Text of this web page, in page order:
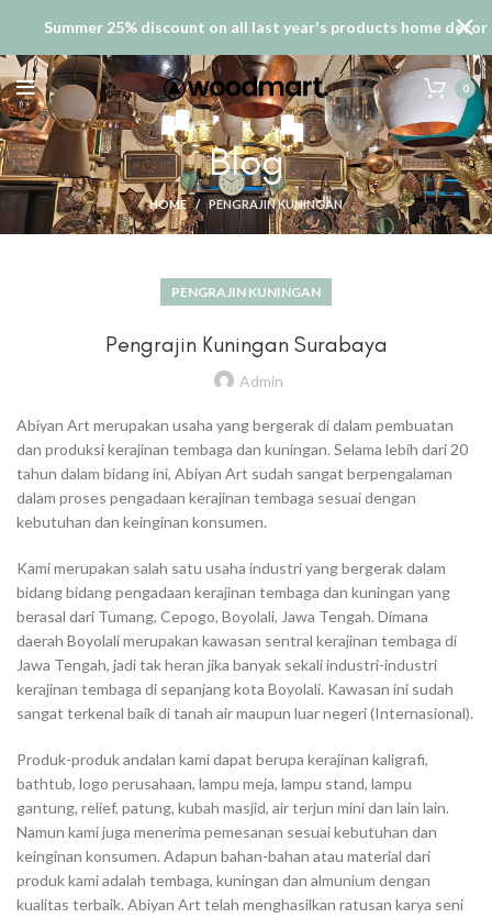
0
Blog
HOME PENGRAJIN KUNINGAN
PENGRAJIN KUNINGAN
Pengrajin Kuningan Surabaya
Admin
Abiyan Art merupakan usaha yang bergerak di dalam pembuatan
dan produksi kerajinan tembaga dan kuningan. Selama lebih dari 20
tahun dalam bidang ini, Abiyan Art sudah sangat berpengalaman
dalam proses pengadaan kerajinan tembaga sesuai dengan
kebutuhan dan keinginan konsumen.
Kami merupakan salah satu usaha industri yang bergerak dalam
bidang bidang pengadaan kerajinan tembaga dan kuningan yang
berasal dari Tumang, Cepogo, Boyolali, Jawa Tengah. Dimana
daerah Boyolali merupakan kawasan sentral kerajinan tembaga di
Jawa Tengah, jadi tak heran jika banyak sekali industri-industri
kerajinan tembaga di sepanjang kota Boyolali. Kawasan ini sudah
sangat terkenal baik di tanah air maupun luar negeri (Internasional).
Produk-produk andalan kami dapat berupa kerajinan kaligrafi,
bathtub, logo perusahaan, lampu meja, lampu stand, lampu
gantung, relief, patung, kubah masjid, air terjun mini dan lain lain.
Namun kami juga menerima pemesanan sesuai kebutuhan dan
keinginan konsumen. Adapun bahan-bahan atau material dari
produk kami adalah tembaga, kuningan dan almunium dengan
kualitas terbaik. Abiyan Art telah menghasilkan ratusan karya seni
Summer 25% discount on all last year's products home decor